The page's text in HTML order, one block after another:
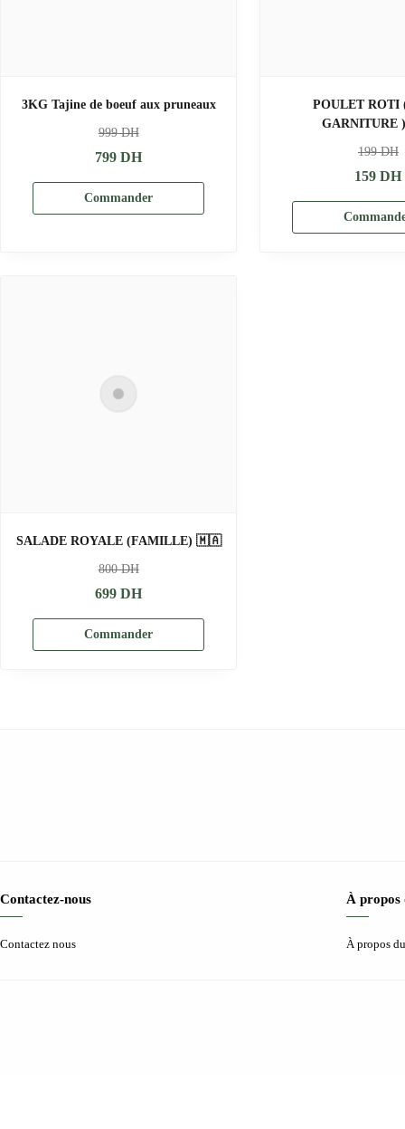
3KG Tajine de boeuf aux pruneaux
999DH
799 DH
Commander
POULET ROTI
199DH
159 DH
SALADE ROYALE (FAMILLE) 🇲🇦
800DH
699 DH
Commander
Contactez-nous
Contactez nous
À propos
À propos